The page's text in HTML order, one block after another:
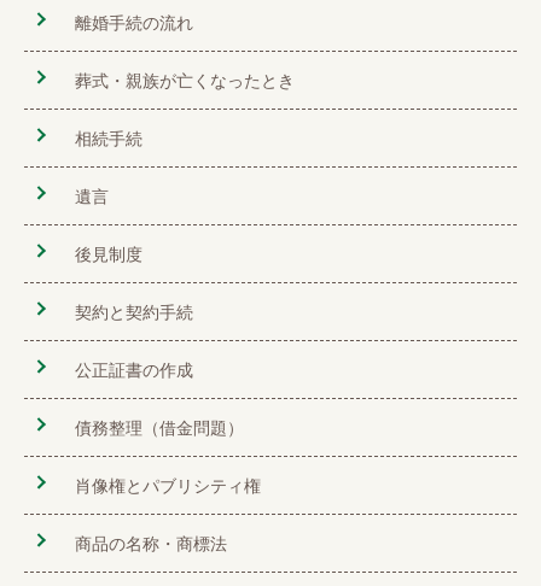
離婚手続の流れ
葬式・親族が亡くなったとき
相続手続
遺言
後見制度
契約と契約手続
公正証書の作成
債務整理（借金問題）
肖像権とパブリシティ権
商品の名称・商標法